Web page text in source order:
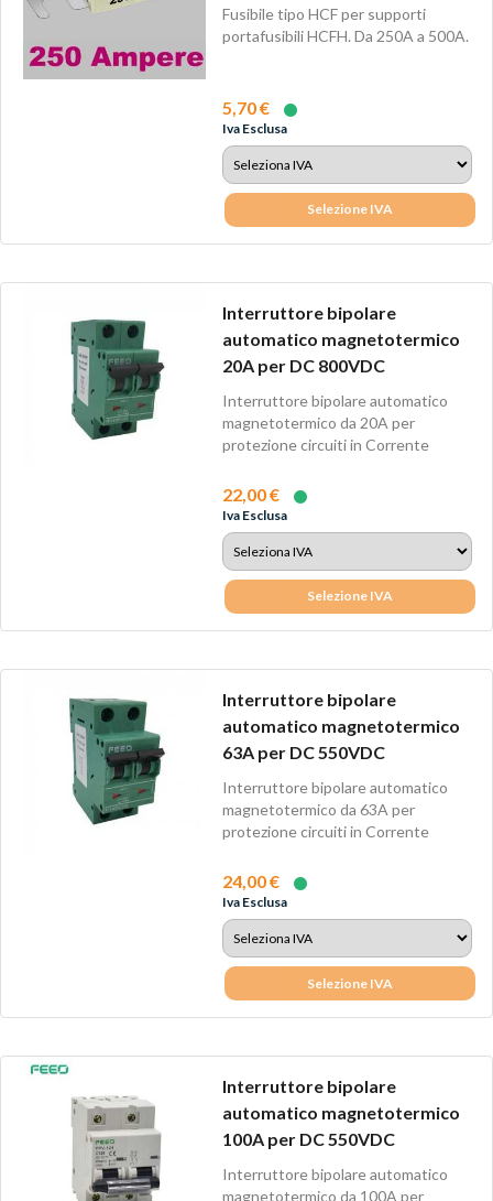
Fusibile tipo HCF per supporti
portafusibili HCFH. Da 250A a 500A.
5,70 €
Iva Esclusa
Selezione IVA
Interruttore bipolare
automatico magnetotermico
20A per DC 800VDC
Interruttore bipolare automatico
magnetotermico da 20A per
protezione circuiti in Corrente
22,00 €
Iva Esclusa
Selezione IVA
Interruttore bipolare
automatico magnetotermico
63A per DC 550VDC
Interruttore bipolare automatico
magnetotermico da 63A per
protezione circuiti in Corrente
24,00 €
Iva Esclusa
Selezione IVA
Interruttore bipolare
automatico magnetotermico
100A per DC 550VDC
Interruttore bipolare automatico
magnetotermico da 100A per